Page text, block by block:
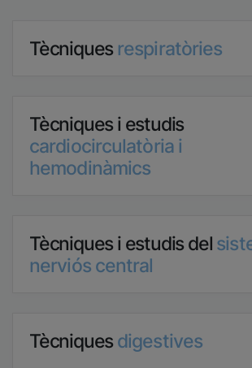
Tècniquesrespiratòries
Tècniques i estudis
cardiocirculatòria i
hemodinàmics
Tècniques i estudis del
nerviós central
Tècniquesdigestives